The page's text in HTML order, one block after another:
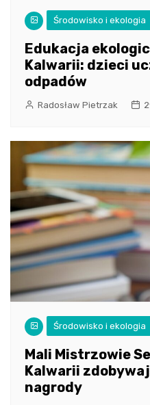
Środowisko i ekologia
Edukacja
Kalwarii: dzieci
odpadów
Radosław Pietrzak
Środowisko i ekologia
Mali Mistrzowie
Kalwarii
nagrody